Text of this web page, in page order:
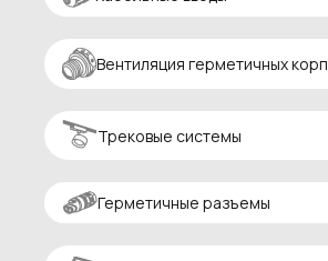
Вентиляция герметичных
Трековые системы
Герметичные разъемы